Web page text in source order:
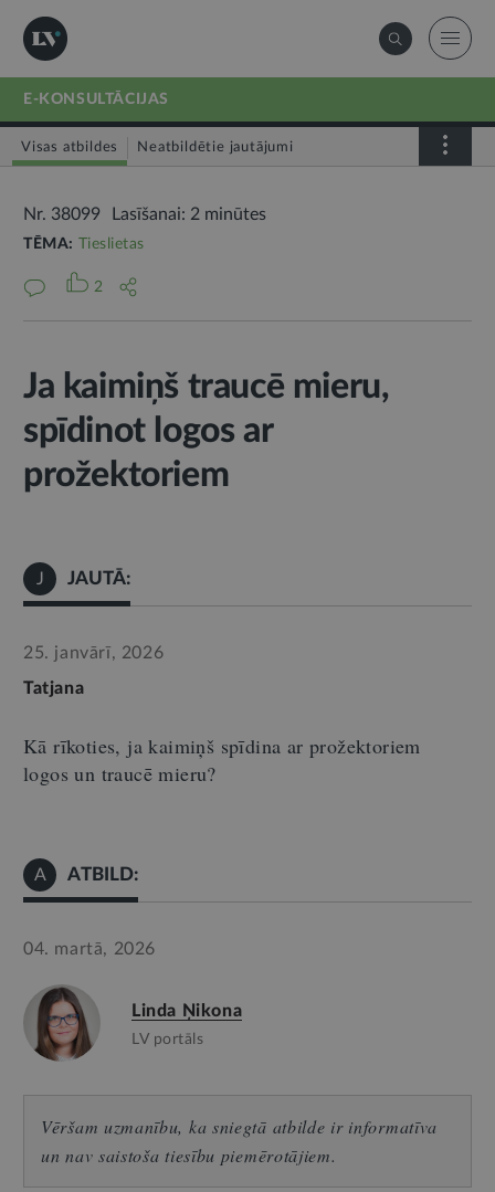
E-KONSULTĀCIJAS
Visas atbildes Neatbildētie jautājumi
Nr. 38099 Lasīšanai: 2 minūtes
TĒMA: Tieslietas
2
Ja kaimiņš traucē mieru,
spīdinot logos ar
prožektoriem
J JAUTĀ:
25. janvārī, 2026
Tatjana
Kā rīkoties, ja kaimiņš spīdina ar prožektoriem
logos un traucē mieru?
A ATBILD:
04. martā, 2026
Linda Ņikona
LV portāls
Vēršam uzmanību, ka sniegtā atbilde ir informatīva
un nav saistoša tiesību piemērotājiem.